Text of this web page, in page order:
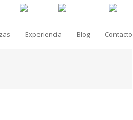
Experiencia Blog Contacto